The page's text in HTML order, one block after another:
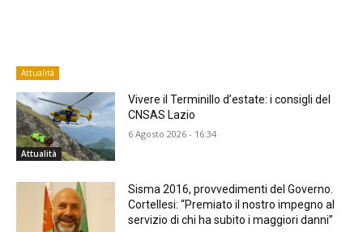
Attualità
Attualità
Vivere il Terminillo d’estate: i consigli del
CNSAS Lazio
6 Agosto 2026 - 16:34
Sisma 2016, provvedimenti del Governo.
Cortellesi: “Premiato il nostro impegno al
servizio di chi ha subito i maggiori danni”